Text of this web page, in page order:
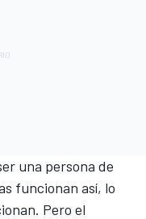
una persona de
funcionan así, lo
Pero el